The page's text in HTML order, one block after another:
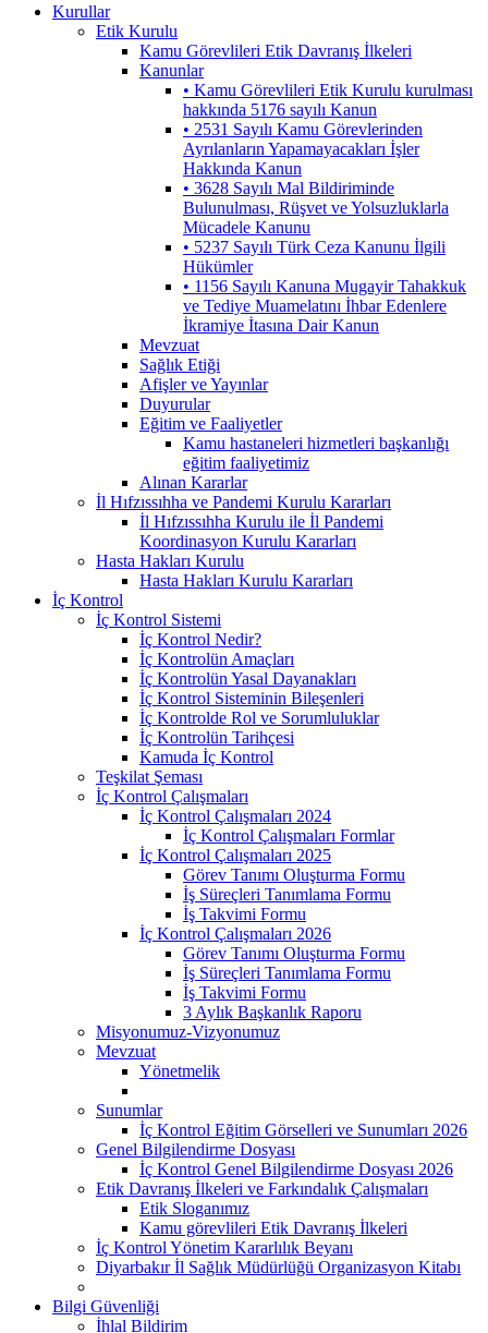
Kurullar
Etik Kurulu
Kamu Görevlileri Etik Davranış İlkeleri
Kanunlar
• Kamu Görevlileri Etik Kurulu kurulması
hakkında 5176 sayılı Kanun
• 2531 Sayılı Kamu Görevlerinden
Ayrılanların Yapamayacakları İşler
Hakkında Kanun
• 3628 Sayılı Mal Bildiriminde
Bulunulması, Rüşvet ve Yolsuzluklarla
Mücadele Kanunu
• 5237 Sayılı Türk Ceza Kanunu İlgili
Hükümler
• 1156 Sayılı Kanuna Mugayir Tahakkuk
ve Tediye Muamelatını İhbar Edenlere
İkramiye İtasına Dair Kanun
Mevzuat
Sağlık Etiği
Afişler ve Yayınlar
Duyurular
Eğitim ve Faaliyetler
Kamu hastaneleri hizmetleri başkanlığı
eğitim faaliyetimiz
Alınan Kararlar
İl Hıfzıssıhha ve Pandemi Kurulu Kararları
İl Hıfzıssıhha Kurulu ile İl Pandemi
Koordinasyon Kurulu Kararları
Hasta Hakları Kurulu
Hasta Hakları Kurulu Kararları
İç Kontrol
İç Kontrol Sistemi
İç Kontrol Nedir?
İç Kontrolün Amaçları
İç Kontrolün Yasal Dayanakları
İç Kontrol Sisteminin Bileşenleri
İç Kontrolde Rol ve Sorumluluklar
İç Kontrolün Tarihçesi
Kamuda İç Kontrol
Teşkilat Şeması
İç Kontrol Çalışmaları
İç Kontrol Çalışmaları 2024
İç Kontrol Çalışmaları Formlar
İç Kontrol Çalışmaları 2025
Görev Tanımı Oluşturma Formu
İş Süreçleri Tanımlama Formu
İş Takvimi Formu
İç Kontrol Çalışmaları 2026
Görev Tanımı Oluşturma Formu
İş Süreçleri Tanımlama Formu
İş Takvimi Formu
3 Aylık Başkanlık Raporu
Misyonumuz-Vizyonumuz
Mevzuat
Yönetmelik
Sunumlar
İç Kontrol Eğitim Görselleri ve Sunumları 2026
Genel Bilgilendirme Dosyası
İç Kontrol Genel Bilgilendirme Dosyası 2026
Etik Davranış İlkeleri ve Farkındalık Çalışmaları
Etik Sloganımız
Kamu görevlileri Etik Davranış İlkeleri
İç Kontrol Yönetim Kararlılık Beyanı
Diyarbakır İl Sağlık Müdürlüğü Organizasyon Kitabı
Bilgi Güvenliği
İhlal Bildirim